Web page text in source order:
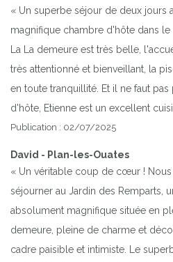
« Un superbe séjour de deux jours
magnifique chambre d'hôte dans
La La demeure est très belle,
très attentionné et bienveillant, la
en toute tranquillité. Et il ne faut
d'hôte, Etienne est un excellent
Publication : 02/07/2025
David - Plan-les-Ouates
« Un véritable coup de cœur !
séjourner au Jardin des Remparts,
absolument magnifique située en
demeure, pleine de charme et
cadre paisible et intimiste. Le